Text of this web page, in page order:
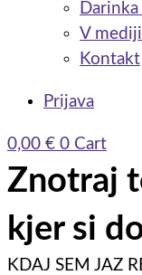
Darinka
V
Kontakt
Prijava
0,00 € 0 Cart
Znotraj
kjer si
KDAJ SEM JAZ